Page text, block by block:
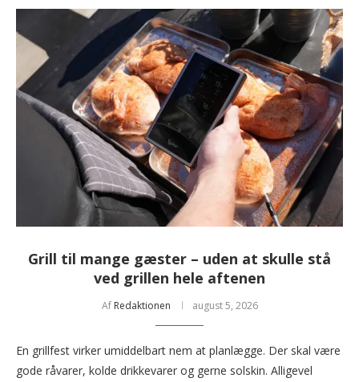
Grill til mange gæster – uden at skulle stå
ved grillen hele aftenen
Af Redaktionen august 5, 2026
En grillfest virker umiddelbart nem at planlægge. Der skal være
gode råvarer, kolde drikkevarer og gerne solskin. Alligevel